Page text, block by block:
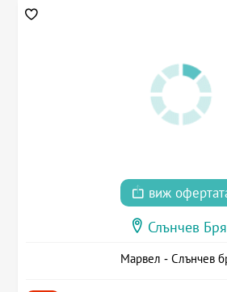
виж
Слънчев
Марвел - Слънчев